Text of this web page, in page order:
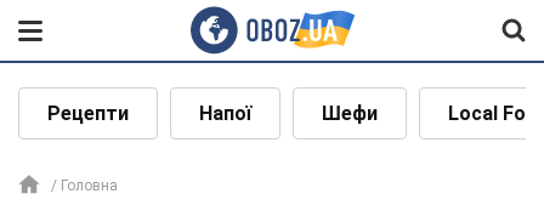
Рецепти Напої Шефи Local
Головна